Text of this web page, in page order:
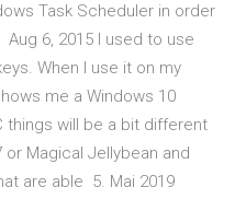
Task Scheduler in order
6, 2015 I used to use
When I use it on my
me a Windows 10
things will be a bit different
Magical Jellybean and
are able 5. Mai 2019